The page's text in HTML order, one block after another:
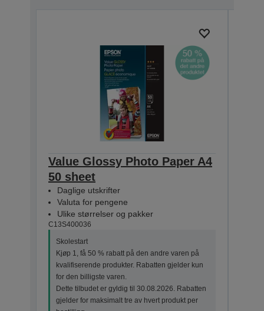
Value Glossy Photo Paper A4
50 sheet
Daglige utskrifter
Valuta for pengene
Ulike størrelser og pakker
C13S400036
Skolestart
Kjøp 1, få 50 % rabatt på den andre varen på
kvalifiserende produkter. Rabatten gjelder kun
for den billigste varen.
Dette tilbudet er gyldig til 30.08.2026. Rabatten
gjelder for maksimalt tre av hvert produkt per